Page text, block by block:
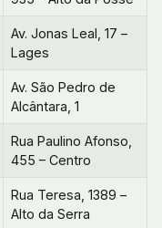
Av. Jonas Leal, 17 –
Lages
Av. São Pedro de
Alcântara, 1
Rua Paulino Afonso,
455 – Centro
Rua Teresa, 1389 –
Alto da Serra